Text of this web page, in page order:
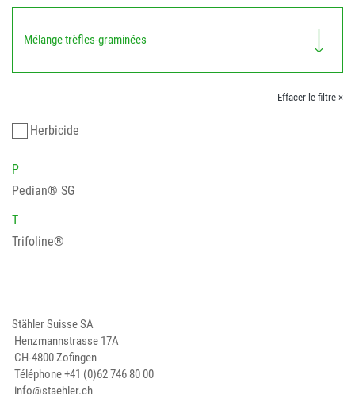
Mélange trèfles-graminées
Effacer le filtre ×
Herbicide
P
Pedian® SG
T
Trifoline®
Stähler Suisse SA
Henzmannstrasse 17A
CH-4800 Zofingen
Téléphone+41 (0)62 746 80 00
info@staehler.ch